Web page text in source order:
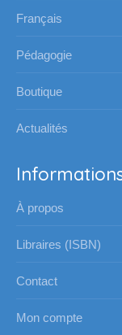
une
fenêtre
une
fenêtre
Français
Pédagogie
Boutique
Actualités
À propos
Libraires (ISBN)
Contact
Mon compte